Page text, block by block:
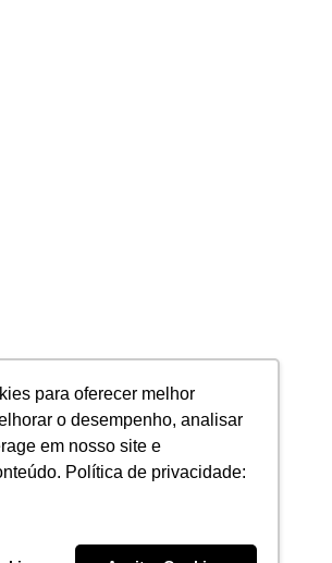
para oferecer melhor
o desempenho, analisar
em nosso site e
Política de privacidade: